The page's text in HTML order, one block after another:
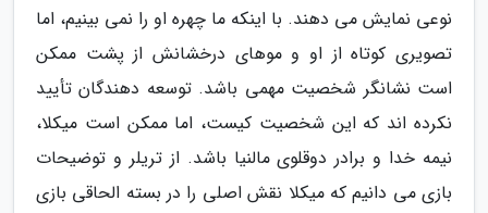
نوعی نمایش می دهند. با اینکه ما چهره او را نمی بینیم، اما
تصویری کوتاه از او و موهای درخشانش از پشت ممکن
است نشانگر شخصیت مهمی باشد. توسعه دهندگان تأیید
نکرده اند که این شخصیت کیست، اما ممکن است میکلا،
نیمه خدا و برادر دوقلوی مالنیا باشد. از تریلر و توضیحات
بازی می دانیم که میکلا نقش اصلی را در بسته الحاقی بازی